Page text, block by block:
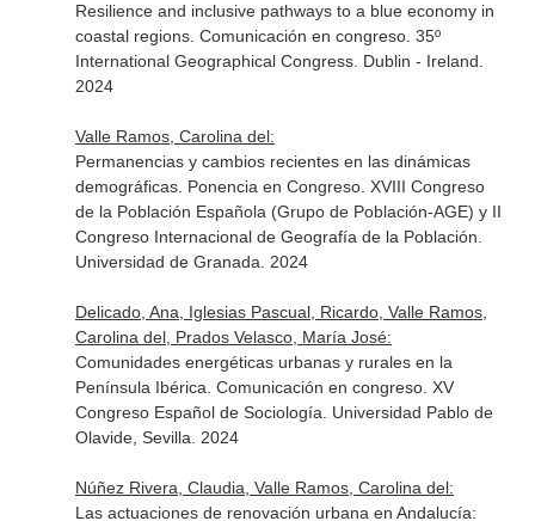
Resilience and inclusive pathways to a blue economy in
coastal regions. Comunicación en congreso. 35º
International Geographical Congress. Dublin - Ireland.
2024
Valle Ramos, Carolina del:
Permanencias y cambios recientes en las dinámicas
demográficas. Ponencia en Congreso. XVIII Congreso
de la Población Española (Grupo de Población-AGE) y II
Congreso Internacional de Geografía de la Población.
Universidad de Granada. 2024
Delicado, Ana, Iglesias Pascual, Ricardo, Valle Ramos,
Carolina del, Prados Velasco, María José:
Comunidades energéticas urbanas y rurales en la
Península Ibérica. Comunicación en congreso. XV
Congreso Español de Sociología. Universidad Pablo de
Olavide, Sevilla. 2024
Núñez Rivera, Claudia, Valle Ramos, Carolina del:
Las actuaciones de renovación urbana en Andalucía: